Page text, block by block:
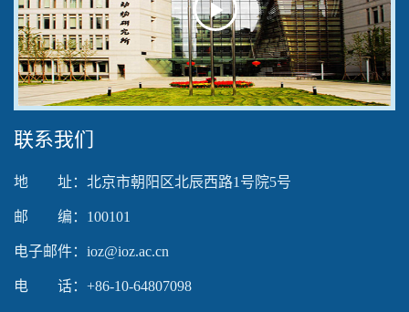
Play
Video
联系我们
地 址：北京市朝阳区北辰西路1号院5号
邮 编：100101
电子邮件：ioz@ioz.ac.cn
电 话：+86-10-64807098